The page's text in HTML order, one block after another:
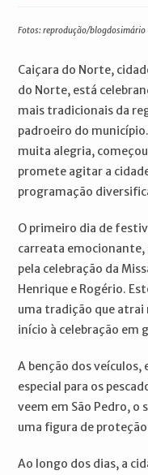
Fotos: reprodução/blogdosimário
Caiçara do Norte,
do Norte, está
mais tradicionais da
padroeiro do
muita alegria,
promete agitar a
programação
O primeiro dia de
carreata emocionante,
pela celebração da
Henrique e Rogério.
uma tradição que
início à celebração em
A benção dos
especial para os
veem em São Pedro,
uma figura de
Ao longo dos dias, a